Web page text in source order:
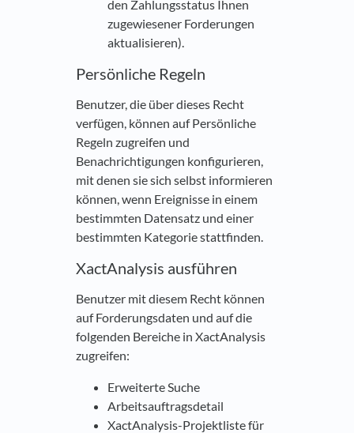
den Zahlungsstatus Ihnen
zugewiesener Forderungen
aktualisieren).
Persönliche Regeln
Benutzer, die über dieses Recht
verfügen, können auf Persönliche
Regeln zugreifen und
Benachrichtigungen konfigurieren,
mit denen sie sich selbst informieren
können, wenn Ereignisse in einem
bestimmten Datensatz und einer
bestimmten Kategorie stattfinden.
XactAnalysis ausführen
Benutzer mit diesem Recht können
auf Forderungsdaten und auf die
folgenden Bereiche in XactAnalysis
zugreifen:
Erweiterte Suche
Arbeitsauftragsdetail
XactAnalysis-Projektliste für